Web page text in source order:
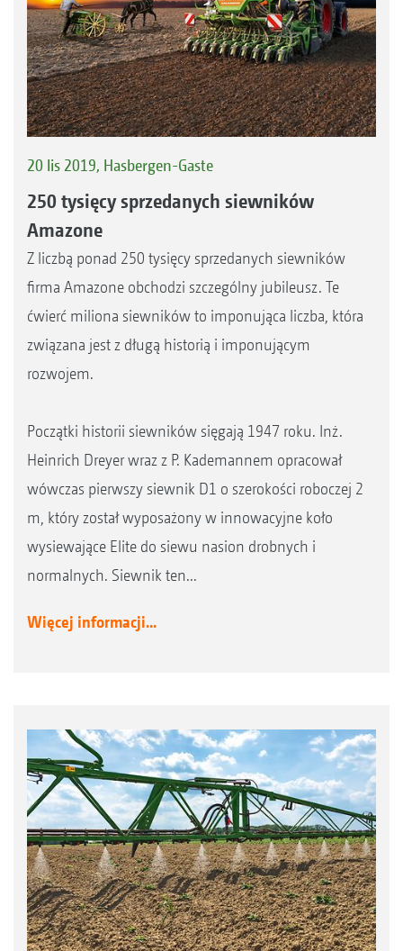
20 lis 2019, Hasbergen-Gaste
250 tysięcy sprzedanych siewników
Amazone
Z liczbą ponad 250 tysięcy sprzedanych siewników
firma Amazone obchodzi szczególny jubileusz. Te
ćwierć miliona siewników to imponująca liczba, która
związana jest z długą historią i imponującym
rozwojem.
Początki historii siewników sięgają 1947 roku. Inż.
Heinrich Dreyer wraz z P. Kademannem opracował
wówczas pierwszy siewnik D1 o szerokości roboczej 2
m, który został wyposażony w innowacyjne koło
wysiewające Elite do siewu nasion drobnych i
normalnych. Siewnik ten...
Więcej informacji...